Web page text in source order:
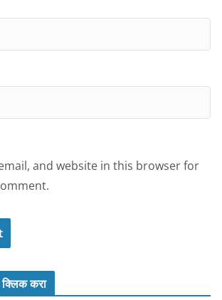
and website in this browser for
क्लिक करा